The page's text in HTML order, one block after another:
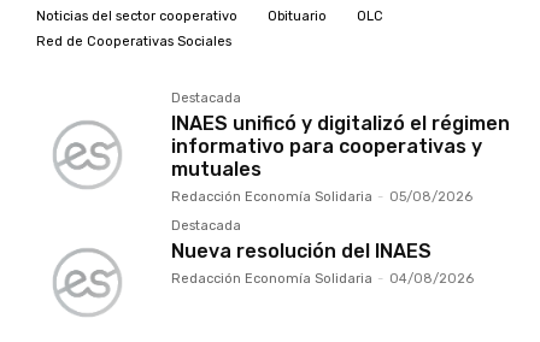
Noticias del sector cooperativo
Obituario
OLC
Red de Cooperativas Sociales
Destacada
INAES unificó y digitalizó el régimen
informativo para cooperativas y
mutuales
Redacción Economía Solidaria - 05/08/2026
Destacada
Nueva resolución del INAES
Redacción Economía Solidaria - 04/08/2026